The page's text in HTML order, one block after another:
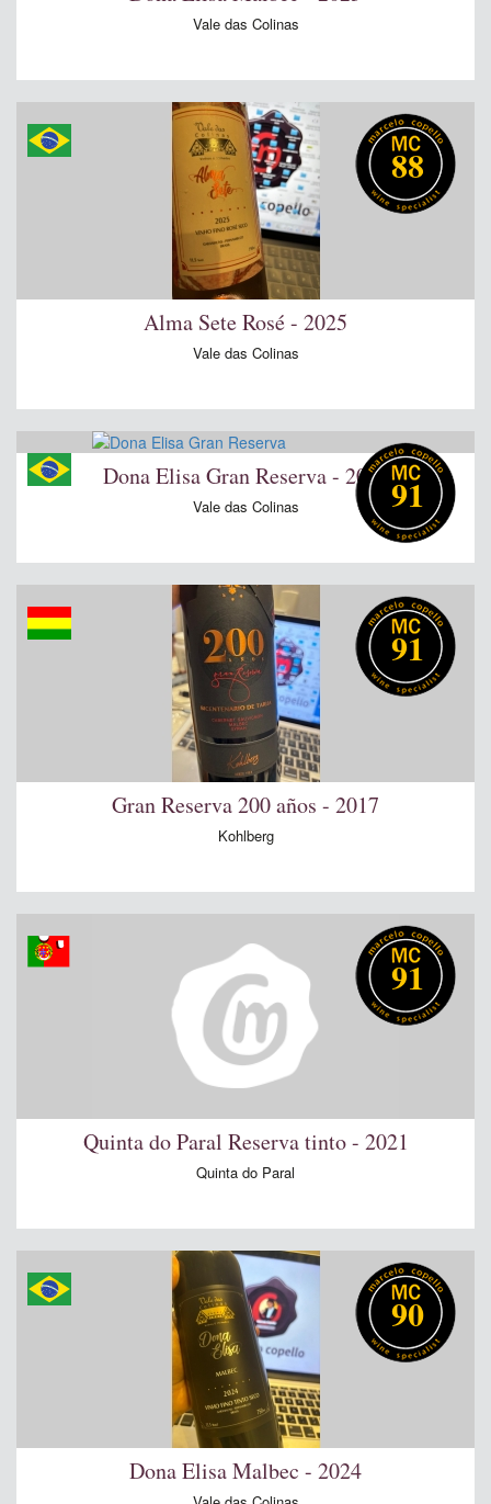
Vale das Colinas
88
Alma Sete Rosé - 2025
Vale das Colinas
91
Dona Elisa Gran Reserva - 2024
Vale das Colinas
91
Gran Reserva 200 años - 2017
Kohlberg
91
Quinta do Paral Reserva tinto - 2021
Quinta do Paral
90
Dona Elisa Malbec - 2024